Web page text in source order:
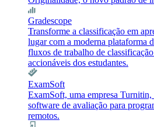
Gradescope
Transforme a classificação em
lugar com a moderna plataforma
fluxos de trabalho de
accionáveis dos estudantes.
ExamSoft
ExamSoft, uma empresa
software de avaliação para
remotos.